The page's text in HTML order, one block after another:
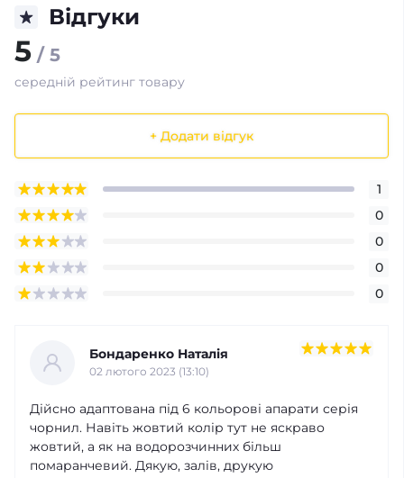
Відгуки
5 / 5
середній рейтинг товару
+ Додати відгук
1
0
0
0
0
Бондаренко Наталія
02 лютого 2023 (13:10)
Дійсно адаптована під 6 кольорові апарати серія
чорнил. Навіть жовтий колір тут не яскраво
жовтий, а як на водорозчинних більш
помаранчевий. Дякую, залів, друкую